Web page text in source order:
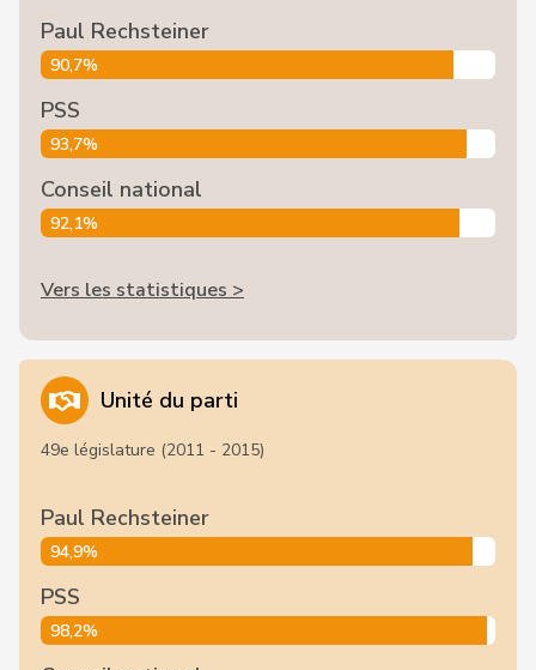
Paul Rechsteiner
90,7%
PSS
93,7%
Conseil national
92,1%
Vers les statistiques >
Unité du parti
49e législature (2011 - 2015)
Paul Rechsteiner
94,9%
PSS
98,2%